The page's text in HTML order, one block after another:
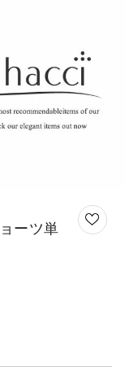
ーツ単